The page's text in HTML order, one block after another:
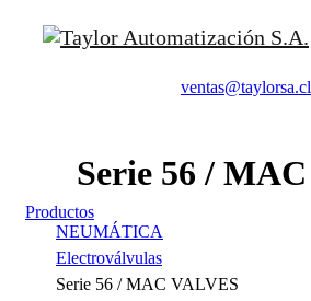
ventas@taylorsa.cl
Serie 56 / MAC
Productos
NEUMÁTICA
Electroválvulas
Serie 56 / MAC VALVES